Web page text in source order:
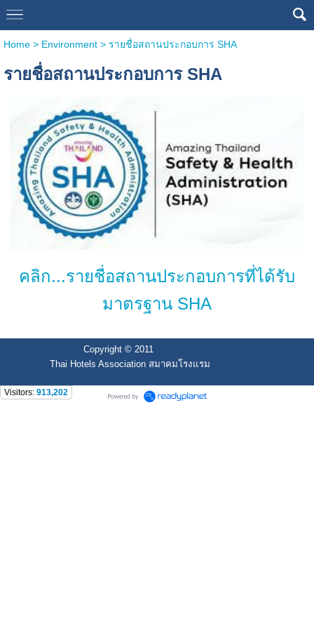
Home > Environment> รายชื่อสถานประกอบการ SHA
รายชื่อสถานประกอบการ SHA
คลิก...รายชื่อสถานประกอบการที่ได้รับ
มาตรฐาน SHA
Copyright © 2011
Thai Hotels Association สมาคมโรงแรม
Visitors: 913,202